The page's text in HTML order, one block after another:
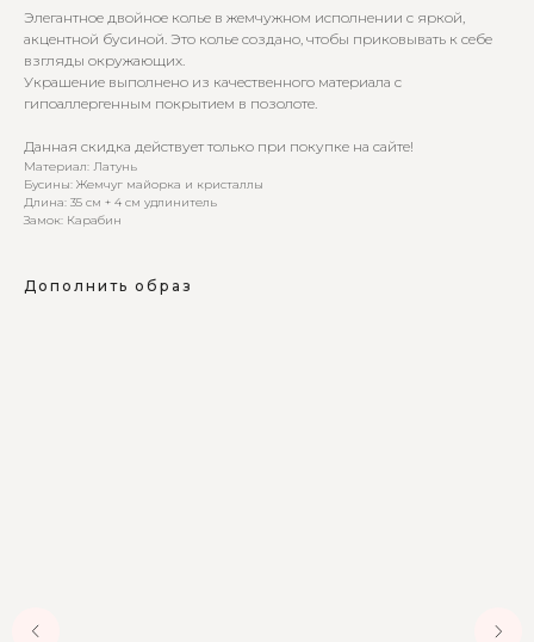
Элегантное двойное колье в жемчужном исполнении с яркой,
акцентной бусиной. Это колье создано, чтобы приковывать к себе
взгляды окружающих.
Украшение выполнено из качественного материала с
гипоаллергенным покрытием в позолоте.
Данная скидка действует только при покупке на сайте!
Материал: Латунь
Бусины: Жемчуг майорка и кристаллы
Длина: 35 см + 4 см удлинитель
Замок: Карабин
Дополнить образ